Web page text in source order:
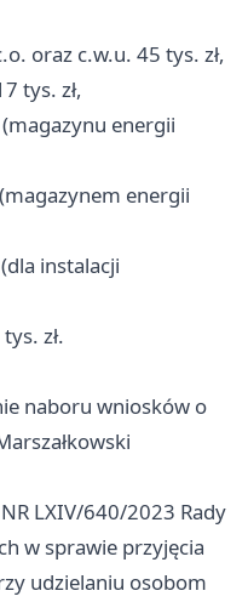
oraz c.w.u. 45 tys. zł,
tys. zł,
energii
energii
instalacji
zł.
naboru wniosków o
NR LXIV/640/2023 Rady
w sprawie przyjęcia
udzielaniu osobom